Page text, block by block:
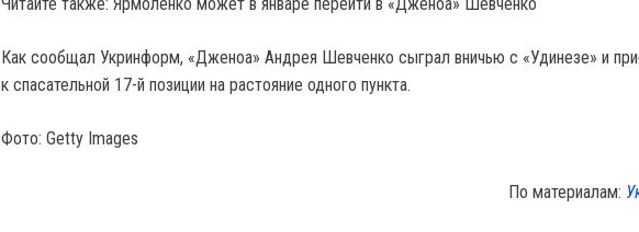
Как сообщал Укринформ, «Дженоа» Андрея Шевченко сыграл вничью с «Удинезе» и
к спасательной 17-й позиции на растояние одного пункта.
Фото: Getty Images
По материалам: